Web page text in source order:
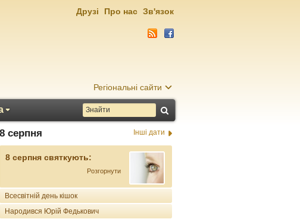
Регіональні сайти
Друзі Про нас Зв'язок
8 серпня Інші дати
8 серпня святкують:
Розгорнути
Всесвітній день кішок
Народився Юрій Федькович